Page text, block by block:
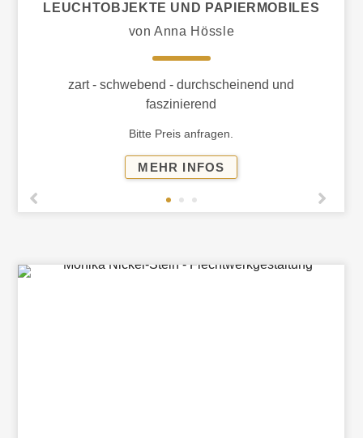
LEUCHTOBJEKTE UND PAPIERMOBILES
von Anna Hössle
zart - schwebend - durchscheinend und
faszinierend
Bitte Preis anfragen.
MEHR INFOS
PAPIERMOBILES